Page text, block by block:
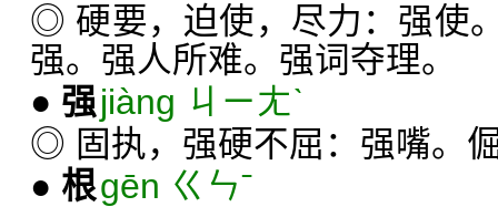
◎ 硬要，迫使，尽力：强使
强。强人所难。强词夺理。
● 强jiàng ㄐㄧㄤˋ
◎ 固执，强硬不屈：强嘴。
● 根gēn ㄍㄣˉ